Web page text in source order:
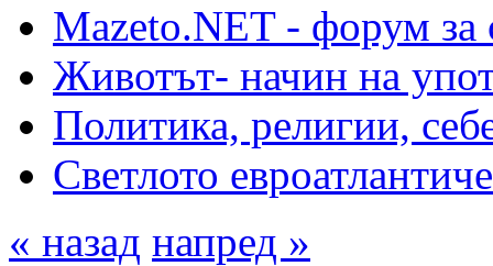
Mazeto.NET - форум за
Животът- начин на
Политика, религии,
Светлото
« назад напред »